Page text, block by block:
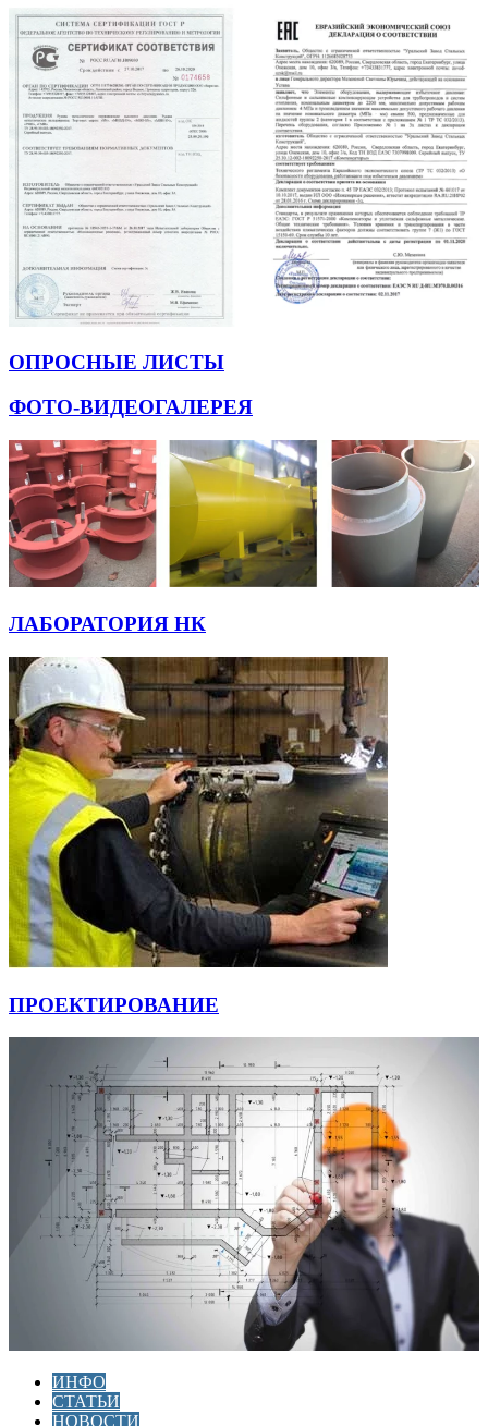
ОПРОСНЫЕ ЛИСТЫ
ФОТО-ВИДЕОГАЛЕРЕЯ
ЛАБОРАТОРИЯ НК
ПРОЕКТИРОВАНИЕ
ИНФО
СТАТЬИ
НОВОСТИ